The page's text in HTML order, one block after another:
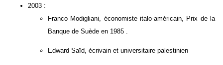
2003 :
Franco Modigliani, économiste italo-américain, Prix de la
Banque de Suède en 1985 .
Edward Saïd, écrivain et universitaire palestinien